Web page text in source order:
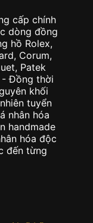
cấp chính
dòng đồng
hồ Rolex,
Corum,
Patek
- Đồng thời
khối
tuyển
nhân hóa
handmade
hóa độc
đến từng